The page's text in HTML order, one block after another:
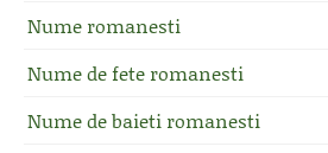
Nume romanesti
Nume de fete romanesti
Nume de baieti romanesti